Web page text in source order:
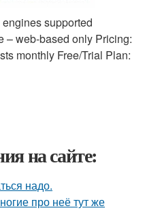
supported
– web-based only Pricing:
monthly Free/Trial Plan:
на сайте:
надо.
про неё тут же